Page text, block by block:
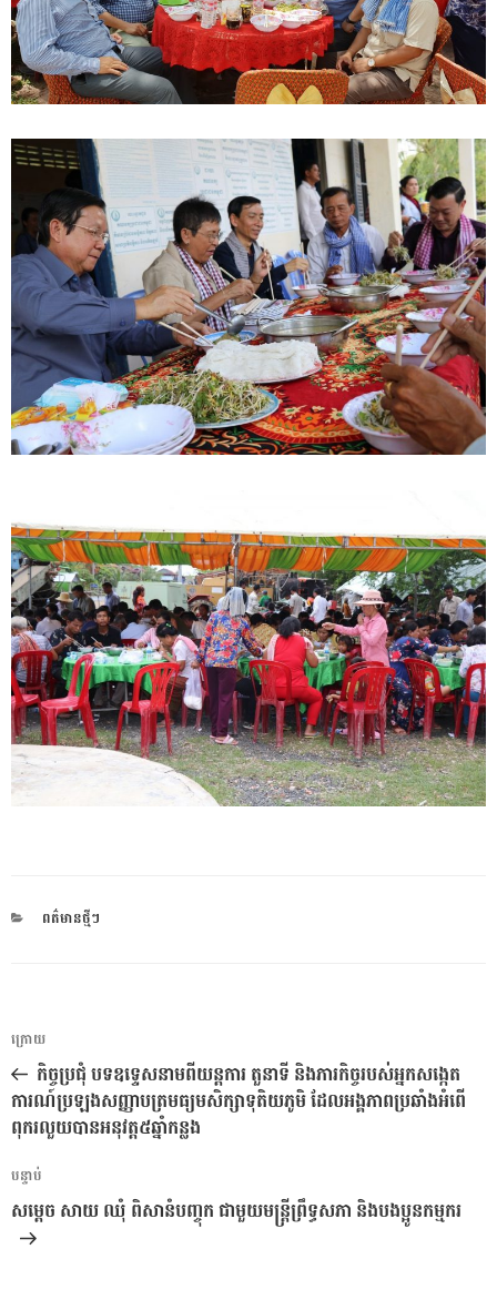
CATEGORIES
ពត៌មានថ្មីៗ
ការ​
នាំទិស​
ប្រកាស
អត្ថបទ
មុន
ក្រោយ
កិច្ច​ប្រជុំ បទ​ឧទ្ទេសនាម​ពី​យន្តការ តួនាទី និង​ភារកិច្ច​របស់​អ្នក​សង្កេត​
ការណ៍​ប្រឡង​សញ្ញាបត្រ​មធ្យមសិក្សា​ទុតិយភូមិ ដែល​អង្គភាព​ប្រឆាំង​អំពើ​
ពុករលួយ​បាន​អនុវត្ត​៥​ឆ្នាំ​កន្លង
អត្ថបទ
បន្ទាប់
បន្ទាប់
សម្ដេច សាយ ឈុំ ពិសានំបញ្ចុក ជាមួយមន្ត្រីព្រឹទ្ធសភា និងបងប្អូនកម្មករ